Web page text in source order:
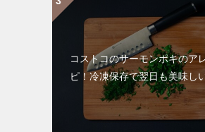
コストコのサーモンポキのア
ピ！冷凍保存で翌日も美味し